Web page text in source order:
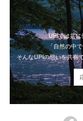
UPIでは共に
「自然の中
そんなUPIの想いを共有